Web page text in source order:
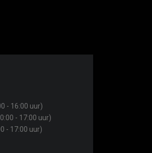
- 16:00 uur)
- 17:00 uur)
- 17:00 uur)